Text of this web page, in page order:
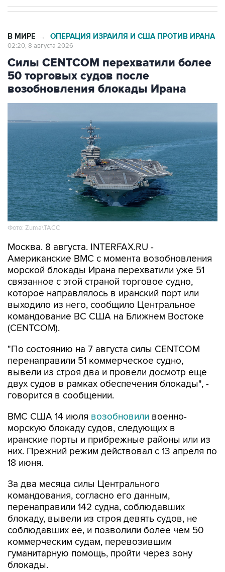
В МИРЕ → ОПЕРАЦИЯ ИЗРАИЛЯ И США ПРОТИВ ИРАНА
02:20, 8 августа 2026
Силы CENTCOM перехватили более
50 торговых судов после
возобновления блокады Ирана
Фото: Zuma\ТАСС
Москва. 8 августа. INTERFAX.RU -
Американские ВМС с момента возобновления
морской блокады Ирана перехватили уже 51
связанное с этой страной торговое судно,
которое направлялось в иранский порт или
выходило из него, сообщило Центральное
командование ВС США на Ближнем Востоке
(CENTCOM).
"По состоянию на 7 августа силы CENTCOM
перенаправили 51 коммерческое судно,
вывели из строя два и провели досмотр еще
двух судов в рамках обеспечения блокады", -
говорится в сообщении.
ВМС США 14 июля возобновили военно-
морскую блокаду судов, следующих в
иранские порты и прибрежные районы или из
них. Прежний режим действовал с 13 апреля по
18 июня.
За два месяца силы Центрального
командования, согласно его данным,
перенаправили 142 судна, соблюдавших
блокаду, вывели из строя девять судов, не
соблюдавших ее, и позволили более чем 50
коммерческим судам, перевозившим
гуманитарную помощь, пройти через зону
блокады.